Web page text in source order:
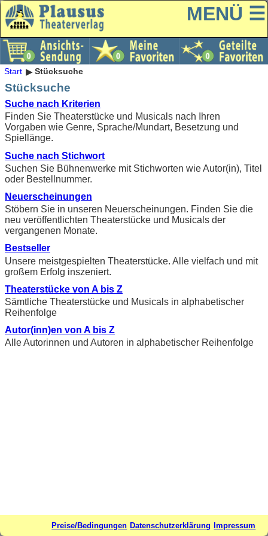
MENÜ ☰
Start Stücksuche
Preise/Bedingungen Datenschutzerklärung Impressum
Stücksuche
Suche nach Kriterien
Finden Sie Theaterstücke und Musicals nach Ihren
Vorgaben wie Genre, Sprache/Mundart, Besetzung und
Spiellänge.
Suche nach Stichwort
Suchen Sie Bühnenwerke mit Stichworten wie Autor(in), Titel
oder Bestellnummer.
Neuerscheinungen
Stöbern Sie in unseren Neuerscheinungen. Finden Sie die
neu veröffentlichten Theaterstücke und Musicals der
vergangenen Monate.
Bestseller
Unsere meistgespielten Theaterstücke. Alle vielfach und mit
großem Erfolg inszeniert.
Theaterstücke von A bis Z
Sämtliche Theaterstücke und Musicals in alphabetischer
Reihenfolge
Autor(inn)en von A bis Z
Alle Autorinnen und Autoren in alphabetischer Reihenfolge